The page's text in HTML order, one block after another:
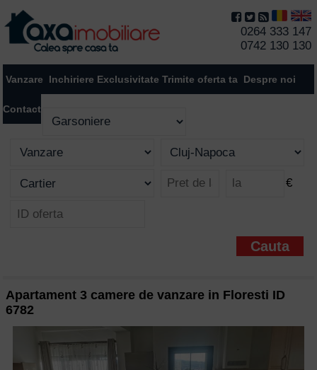
0264 333 147
0742 130 130
Vanzare Inchiriere Exclusivitate Trimite oferta ta Despre noi
Contact
€
Apartament 3 camere de vanzare in Floresti ID
6782